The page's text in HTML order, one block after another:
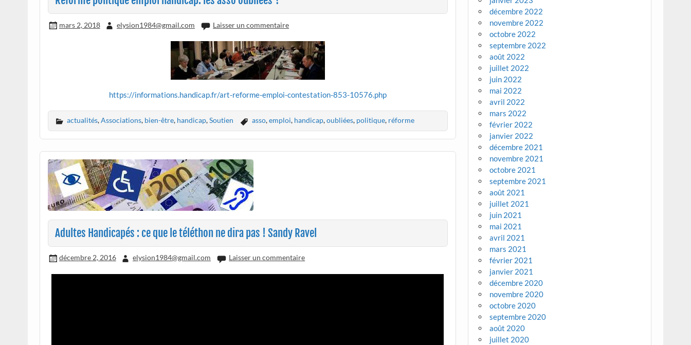
mars 2, 2018 elysion1984@gmail.com Laisser un commentaire
https://informations.handicap.fr/art-reforme-emploi-contestation-853-10576.php
actualités,Associations, bien-être, handicap,Soutien asso,emploi, handicap,oubliées, politique, réforme
Adultes Handicapés : ce que le téléthon ne dira pas ! Sandy Ravel
décembre 2, 2016 elysion1984@gmail.com Laisser un commentaire
décembre 2022
novembre 2022
octobre 2022
septembre 2022
août 2022
juillet 2022
juin 2022
mai 2022
avril 2022
mars 2022
février 2022
janvier 2022
décembre 2021
novembre 2021
octobre 2021
septembre 2021
août 2021
juillet 2021
juin 2021
mai 2021
avril 2021
mars 2021
février 2021
janvier 2021
décembre 2020
novembre 2020
octobre 2020
septembre 2020
août 2020
juillet 2020